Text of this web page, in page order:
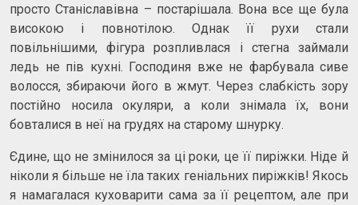
просто Станіславівна – постарішала. Вона все ще була
високою і повнотілою. Однак її рухи стали
повільнішими, фігура розпливлася і стегна займали
ледь не пів кухні. Господиня вже не фарбувала сиве
волосся, збираючи його в жмут. Через слабкість зору
постійно носила окуляри, а коли знімала їх, вони
бовталися в неї на грудях на старому шнурку.
Єдине, що не змінилося за ці роки, це її пиріжки. Ніде й
ніколи я більше не їла таких геніальних пиріжків! Якось
я намагалася куховарити сама за її рецептом, але при